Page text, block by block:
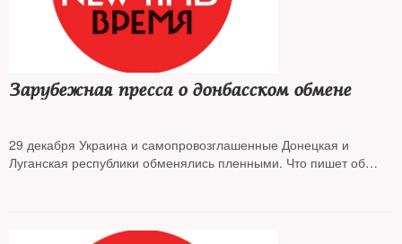
Зарубежная пресса о донбасском обмене
29 декабря Украина и самопровозглашенные Донецкая и
Луганская республики обменялись пленными. Что пишет об